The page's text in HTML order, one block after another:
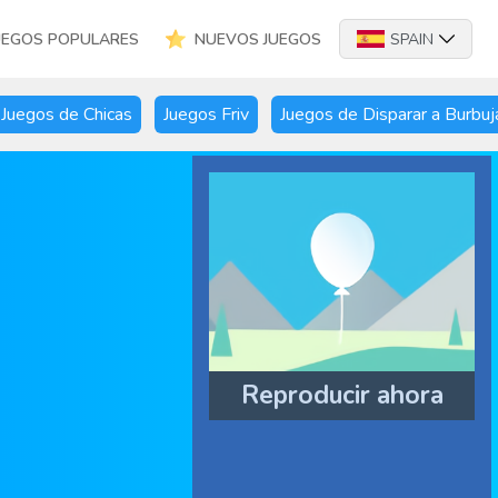
POPULARES NUEVOS JUEGOS SPAIN
Juegos de Chicas Juegos Friv Juegos de Disparar a
Reproducir ahora